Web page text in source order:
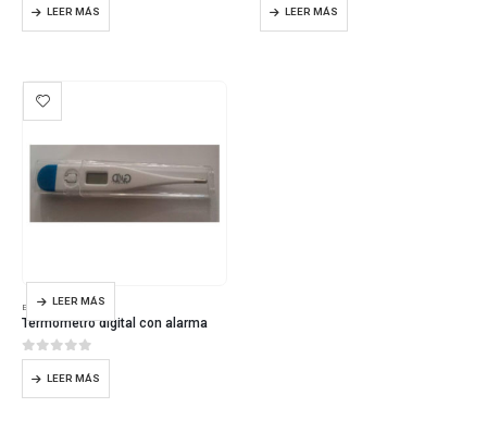
LEER MÁS
LEER MÁS
LEER MÁS
EQUIPOS MÉDICOS
Termómetro digital con alarma
0out of 5
LEER MÁS